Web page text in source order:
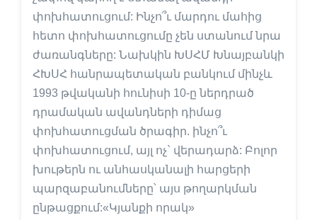
փոխհատուցում: Ինչո՞ւ մարդու մահից
հետո փոխհատուցումը չեն ստանում նրա
ժառանգները: Նախկին ԽՍՀՄ Խնայբանկի
ՀԽՍՀ հանրապետական բանկում մինչև
1993 թվականի հունիսի 10-ը ներդրած
դրամական ավանդների դիմաց
փոխհատուցման ծրագիր. ինչո՞ւ
փոխհատուցում, այլ ոչ` վերադարձ: Բոլոր
խութերն ու անհասկանալի հարցերի
պարզաբանումները՝ այս թողարկման
ընթացքում:«Կյանքի որակ»